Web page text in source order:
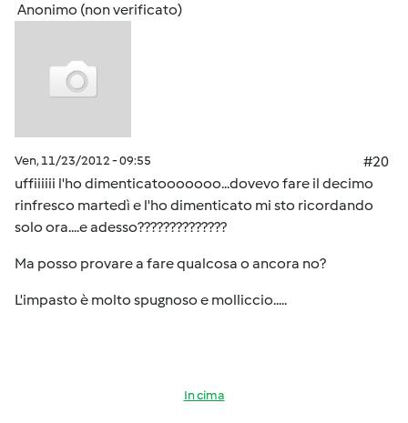
Anonimo (non verificato)
Ven, 11/23/2012 - 09:55
#20
uffiiiiii l'ho dimenticatooooooo...dovevo fare il decimo
rinfresco martedì e l'ho dimenticato mi sto ricordando
solo ora....e adesso??????????????
Ma posso provare a fare qualcosa o ancora no?
L'impasto è molto spugnoso e molliccio.....
In cima